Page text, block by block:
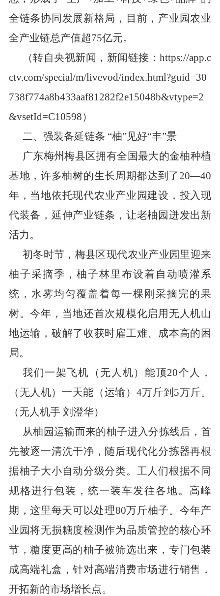
全链条协同发展新格局 ， 目前，产业园农业
全产业链总产值超75亿元。
（转自央视新闻，新闻链接：https://app.c
ctv.com/special/m/livevod/index.html?guid=30
738f774a8b433aaf81282f2e15048b&vtype=2
&vsetId=C10598）
二、强装备延链条 “柚”见好“丰”景
广东梅州梅县区拥有全国最大的金柚种植
基地，许多柚树的生长周期都达到了 20—40
年 ， 当地依托现代农业产业园建设，投入现
代装备，延伸产业链条，让老柚 园迸发出新
活力。
初冬时节，梅县区现代农业产业园里迎来
柚子采摘季 ， 柚子林里布设着自动喷灌系
统，水雾均匀覆盖着每一棵 刚采摘完的果
树。今年，当地还首次规模化启用无人机山
地运输，破解了收获时雇工难、成本高的困
局。
我们一架飞机 （无人机） 能顶20个人，
（无人机） 一天能 （运输） 4万斤到 5万斤。
（无人机手 刘澄华）
从柚园运输而来的柚子进入分拣线后，首
先被逐一清洗干净，随后现代化分拣器再根
据柚子大小自动分级分类。工人们根据不同
规格进行包装，统一装车发往各地。高峰
期，这里每天可以处理80万斤柚子。今年产
业园将无损糖度检测作为品质管控的核心环
节，糖度更高的柚子被筛选出来，专门包装
成高端礼盒，针对高端消费市场进行销售，
开拓新的市场增长点。